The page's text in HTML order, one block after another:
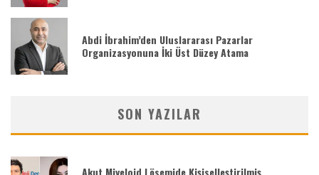
Abdi İbrahim’den Uluslararası Pazarlar
Organizasyonuna İki Üst Düzey Atama
SON YAZILAR
Akut Miyeloid Lösemide Kişiselleştirilmiş